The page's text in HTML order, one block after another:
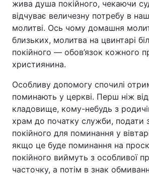
Послуги
Тема оформлення
жива душа покійного, чекаючи
відчуває величезну потребу в
молитві. Ось чому домашня
близьких, молитва на цвинтарі
покійного — обов’язок кожного
християнина.
Особливу допомогу спочилі
поминають у церкві. Перш ніж
кладовище, кому-небудь з
храм до початку служби, подати
покійного для поминання у
якщо це буде поминання на
покійного виймуть з особливої
часточку, а потім в знак